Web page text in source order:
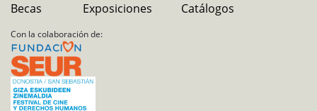
Becas
Exposiciones
Catálogos
Con la colaboración de: